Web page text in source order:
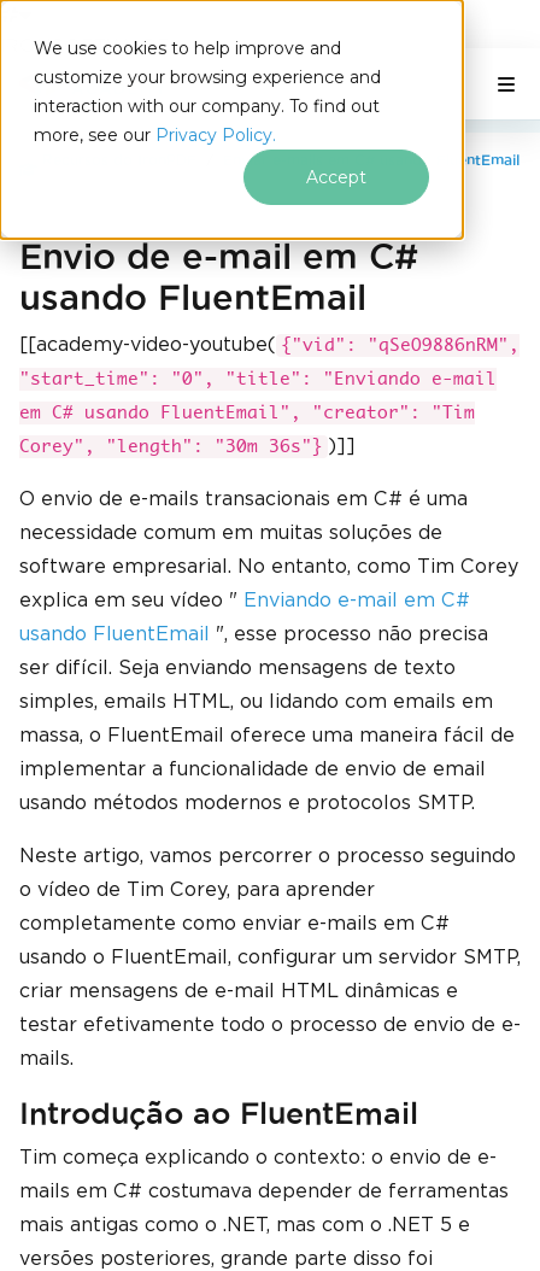
We use cookies to help improve and
customize your browsing experience and
interaction with our company. To find out
more, see our Privacy Policy.
Accept
IRONSOFTWARE
Ir para o conteúdo do rodapé
C# Application
Nesta página
Enviar e-mails em C# usando FluentEmail
Envio de e-mail em C#
usando FluentEmail
[[academy-video-youtube( {"vid": "qSeO9886nRM",
"start_time": "0", "title": "Enviando e-mail
em C# usando FluentEmail", "creator": "Tim
Corey", "length": "30m 36s"} )]]
O envio de e-mails transacionais em C# é uma
necessidade comum em muitas soluções de
software empresarial. No entanto, como Tim Corey
explica em seu vídeo " Enviando e-mail em C#
usando FluentEmail ", esse processo não precisa
ser difícil. Seja enviando mensagens de texto
simples, emails HTML, ou lidando com emails em
massa, o FluentEmail oferece uma maneira fácil de
implementar a funcionalidade de envio de email
usando métodos modernos e protocolos SMTP.
Neste artigo, vamos percorrer o processo seguindo
o vídeo de Tim Corey, para aprender
completamente como enviar e-mails em C#
usando o FluentEmail, configurar um servidor SMTP,
criar mensagens de e-mail HTML dinâmicas e
testar efetivamente todo o processo de envio de e-
mails.
Introdução ao FluentEmail
Tim começa explicando o contexto: o envio de e-
mails em C# costumava depender de ferramentas
mais antigas como o .NET, mas com o .NET 5 e
versões posteriores, grande parte disso foi